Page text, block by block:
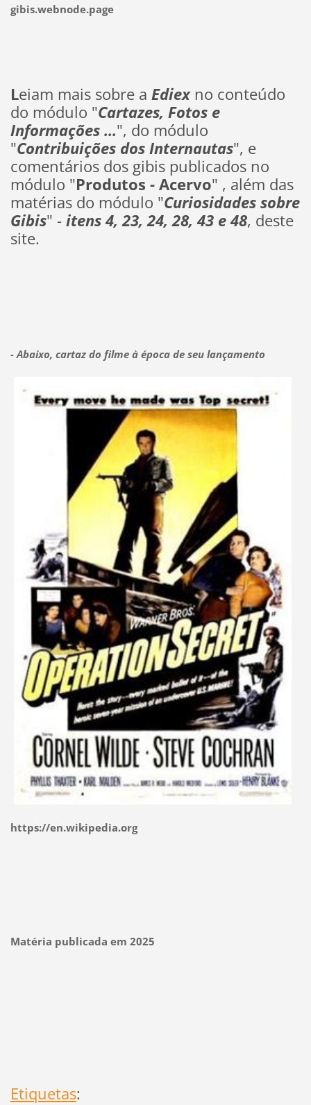
gibis.webnode.page
Leiam mais sobre a Ediex no conteúdo
do módulo "Cartazes, Fotos e
Informações ...", do módulo
"Contribuições dos Internautas", e
comentários dos gibis publicados no
módulo "Produtos - Acervo" , além das
matérias do módulo "Curiosidades sobre
Gibis" -itens 4, 23, 24, 28, 43 e 48, deste
site.
- Abaixo, cartaz do filme à época de seu lançamento
https://en.wikipedia.org
Matéria publicada em 2025
Etiquetas: